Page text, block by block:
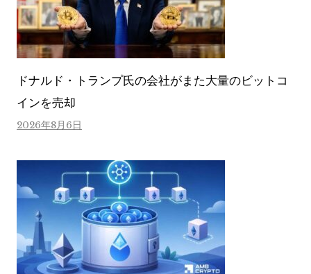
ドナルド・トランプ氏の会社がまた大量のビットコ
インを売却
2026年8月6日